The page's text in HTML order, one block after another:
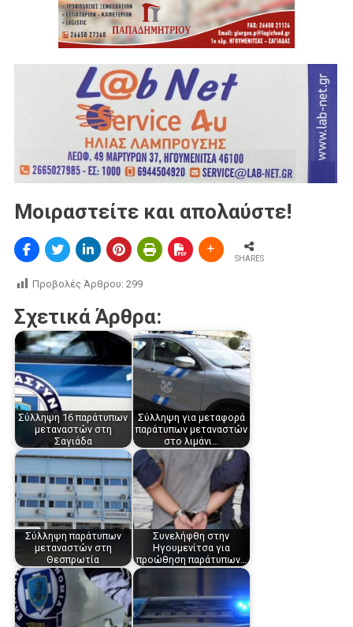
Μοιραστείτε και απολαύστε!
SHARES
Προβολές Άρθρου: 299
Σχετικά Άρθρα:
Σύλληψη 16 παράτυπων
μεταναστών στη
Σαγιάδα
Σύλληψη για μεταφορά
παράτυπων μεταναστών
στο λιμάνι…
Σύλληψη παράτυπων
μεταναστών στη
Θεσπρωτία
Συνελήφθη στην
Ηγουμενίτσα για
προώθηση παράτυπων…